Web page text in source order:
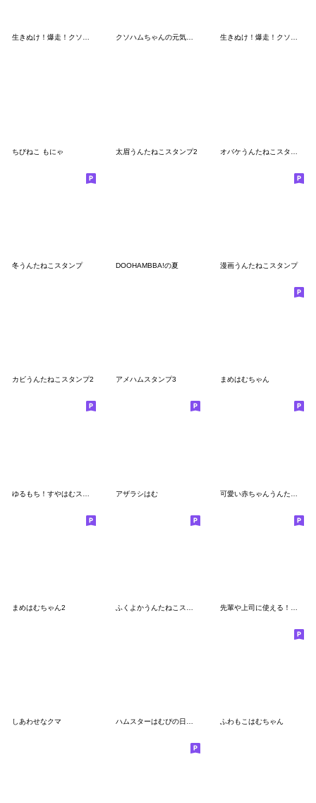
生きぬけ！爆走！クソハムちゃん2 クソハムちゃんの元気な仲間たち 生きぬけ！爆走！クソハムちゃん
ちびねこ もにゃ 太眉うんたねこスタンプ2
冬うんたねこスタンプ DOOHAMBBA!の夏 漫画うんたねこスタンプ
カビうんたねこスタンプ2 アメハムスタンプ3 まめはむちゃん
アザラシはむ
まめはむちゃん2
しあわせなクマ ハムスターはむぴの日常（ローポリゴンver) ふわもこはむちゃん